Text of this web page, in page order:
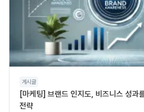
게시글
[마케팅] 브랜드 인지도, 비즈니스 성과
전략